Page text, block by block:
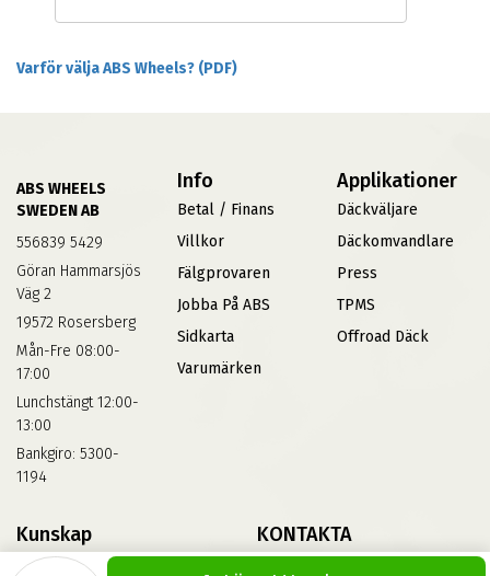
Varför välja ABS Wheels? (PDF)
ABS WHEELS
SWEDEN AB
556839 5429
Göran Hammarsjös
Väg 2
19572 Rosersberg
Mån-Fre 08:00-
17:00
Lunchstängt 12:00-
13:00
Bankgiro: 5300-
1194
Info
Betal / Finans
Villkor
Fälgprovaren
Jobba På ABS
Sidkarta
Varumärken
Applikationer
Däckväljare
Däckomvandlare
Press
TPMS
Offroad Däck
Kunskap
Däckskola
KONTAKTA